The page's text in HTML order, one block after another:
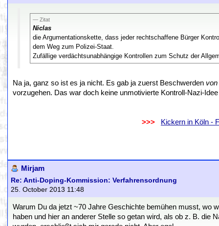
Zitat
Niclas
die Argumentationskette, dass jeder rechtschaffene Bürger
dem Weg zum Polizei-Staat.
Zufällige verdächtsunabhängige Kontrollen zum Schutz der
Na ja, ganz so ist es ja nicht. Es gab ja zuerst Beschwerden von
vorzugehen. Das war doch keine unmotivierte Kontroll-Nazi-
>>>
Kickern in Köln -
Mirjam
Re: Anti-Doping-Kommission: Verfahrensordnung
25. October 2013 11:48
Warum Du da jetzt ~70 Jahre Geschichte bemühen musst, wo
haben und hier an anderer Stelle so getan wird, als ob z. B. die